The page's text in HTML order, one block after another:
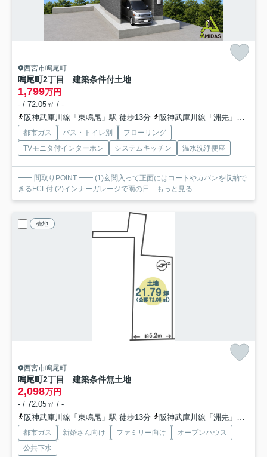
西宮市鳴尾町
鳴尾町2丁目 建築条件付土地
1,799万円
- / 72.05㎡ / -
阪神武庫川線「東鳴尾」駅 徒歩13分
阪神武庫川線「洲先」駅 徒歩16分
都市ガス バス・トイレ別
フローリング
TVモニタ付インターホン
システムキッチン 温水洗浄便座
━━ 間取りPOINT ━━ (1)玄関入って正面にはコートやカバンを収納で
きるFCL付 (2)インナーガレージで雨の日...
もっと見る
売地
西宮市鳴尾町
鳴尾町2丁目 建築条件無土地
2,098万円
- / 72.05㎡ / -
阪神武庫川線「東鳴尾」駅 徒歩13分
阪神武庫川線「洲先」駅 徒歩16分
都市ガス 新婚さん向け ファミリー向け
オープンハウス
公共下水